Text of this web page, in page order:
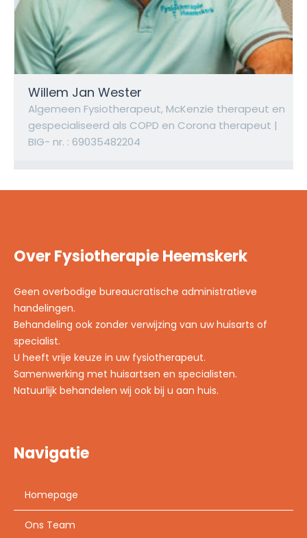
Willem Jan Wester
Algemeen Fysiotherapeut, McKenzie therapeut en
gespecialiseerd als COPD en Corona therapeut |
BIG- nr. : 69035482204
Over Fysiotherapie Heemskerk
Geen overbodige bureaucratische administratieve
handelingen.
Behandeling ook zonder verwijzing van uw huisarts of
specialist.
U heeft vrije keuze in uw fysiotherapeut.
Samenwerking met huisartsen en specialisten.
Natuurlijk behandelen wij ook bij u aan huis.
Navigatie
Homepage
Ons Team